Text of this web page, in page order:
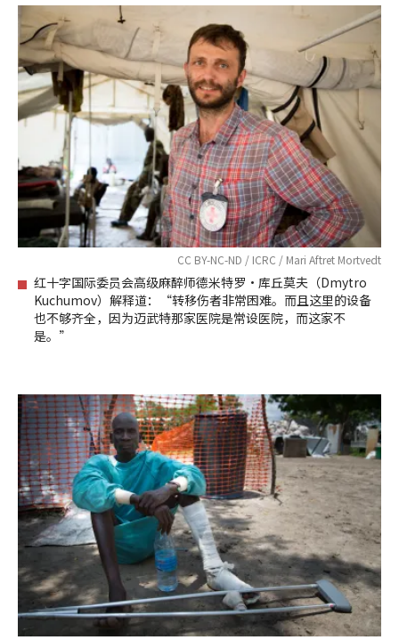
CC BY-NC-ND / ICRC / Mari Aftret Mortvedt
红十字国际委员会高级麻醉师德米特罗•库丘莫夫（Dmytro
Kuchumov）解释道：“转移伤者非常困难。而且这里的设备
也不够齐全，因为迈武特那家医院是常设医院，而这家不
是。”